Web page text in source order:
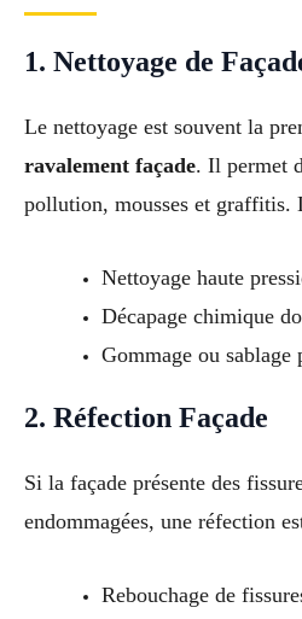
1. Nettoyage de
Le nettoyage est souvent la
ravalement façade. Il permet
pollution, mousses et graffitis.
Nettoyage haute
Décapage chimique
Gommage ou sablage
2. Réfection Façade
Si la façade présente des
endommagées, une réfection
Rebouchage de